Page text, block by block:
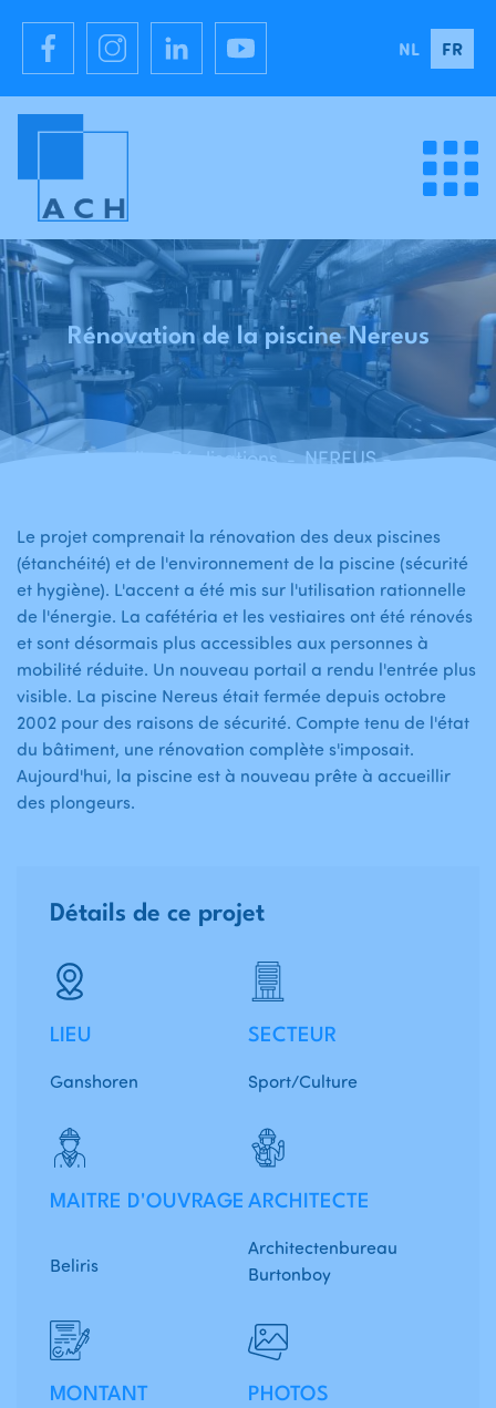
NL FR
Accueil Réalisations - NEREUS - Rénovation de la piscine Nereus - Ganshoren
Rénovation de la piscine Nereus
Le projet comprenait la rénovation des deux piscines
(étanchéité) et de l'environnement de la piscine (sécurité
et hygiène). L'accent a été mis sur l'utilisation rationnelle
de l'énergie. La cafétéria et les vestiaires ont été rénovés
et sont désormais plus accessibles aux personnes à
mobilité réduite. Un nouveau portail a rendu l'entrée plus
visible. La piscine Nereus était fermée depuis octobre
2002 pour des raisons de sécurité. Compte tenu de l'état
du bâtiment, une rénovation complète s'imposait.
Aujourd'hui, la piscine est à nouveau prête à accueillir
des plongeurs.
LIEU
Ganshoren
SECTEUR
Sport/Culture
MAITRE D'OUVRAGE
Beliris
ARCHITECTE
Architectenbureau
Burtonboy
MONTANT
PHOTOS
Détails de ce projet